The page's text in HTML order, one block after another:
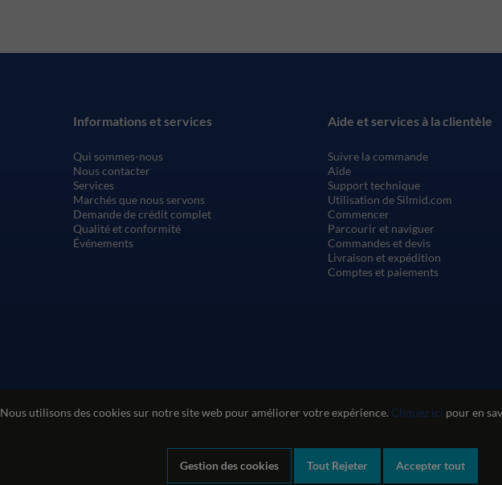
Nous utilisons des cookies sur notre site web pour améliorer votre expérience. Cliquez ici pour en
Gestion des cookies Tout Rejeter Accepter tout
Informations et services
Qui sommes-nous
Nous contacter
Services
Marchés que nous servons
Demande de crédit complet
Qualité et conformité
Événements
Aide et services à la clientèle
Suivre la commande
Aide
Support technique
Utilisation de Silmid.com
Commencer
Parcourir et naviguer
Commandes et devis
Livraison et expédition
Comptes et paiements
Déclaration sur l'esclavage moderne
© Sil-Mid 2026 Company registration number: 1460851. VAT number: GB 338 0755 48